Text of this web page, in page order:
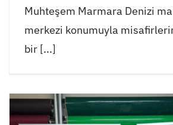
Muhteşem Marmara Denizi
merkezi konumuyla
bir [...]